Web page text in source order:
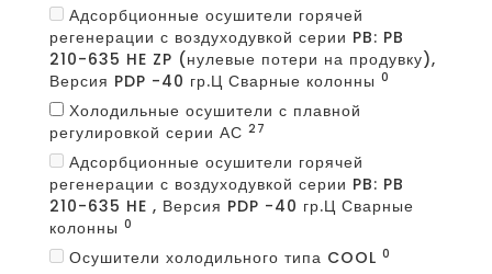
Адсорбционные осушители горячей
регенерации с воздуходувкой серии PB: PB
210-635 HE ZP (нулевые потери на продувку),
Версия PDP -40 гр.Ц Сварные колонны 0
Холодильные осушители с плавной
регулировкой серии АС 27
Адсорбционные осушители горячей
регенерации с воздуходувкой серии PB: PB
210-635 HE , Версия PDP -40 гр.Ц Сварные
колонны 0
Осушители холодильного типа COOL 0